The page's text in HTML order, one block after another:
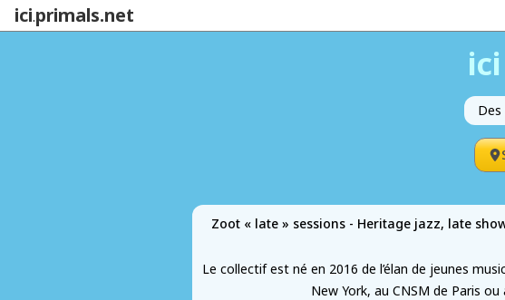
ici.primals.net
Zoot « late » sessions - Heritage jazz, late
Le collectif est né en 2016 de l’élan de jeunes
New York, au CNSM de Paris